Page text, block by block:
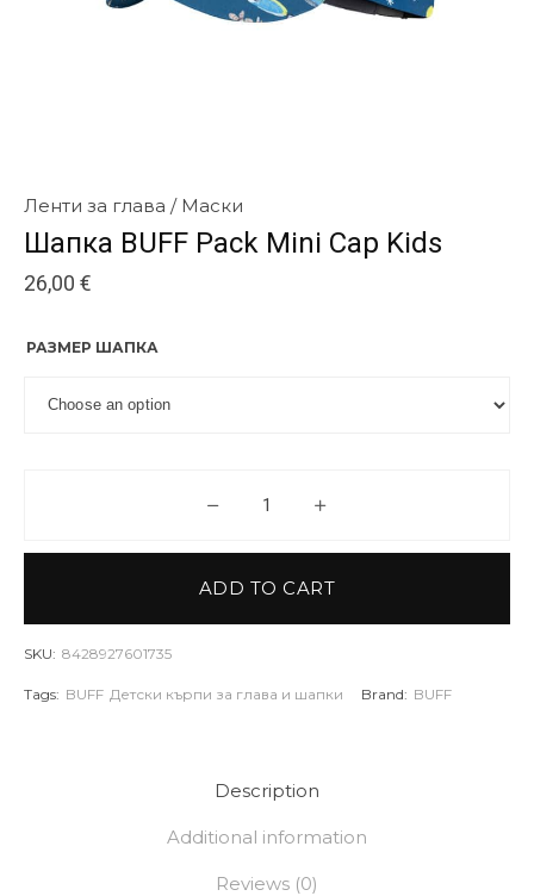
Ленти за глава / Маски
Шапка BUFF Pack Mini Cap Kids
26,00 €
РАЗМЕР ШАПКА
Шапка BUFF Pack Mini Cap
ADD TO CART
SKU: 8428927601735
Tags: BUFF Детски кърпи за глава и шапки Brand: BUFF
Description
Additional information
Reviews (0)